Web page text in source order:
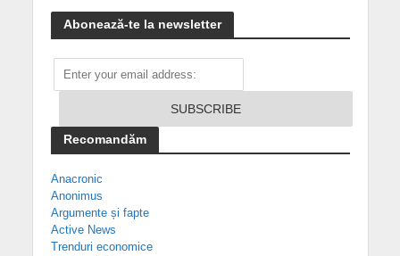
Abonează-te la newsletter
Recomandăm
Anacronic
Anonimus
Argumente și fapte
Active News
Trenduri economice